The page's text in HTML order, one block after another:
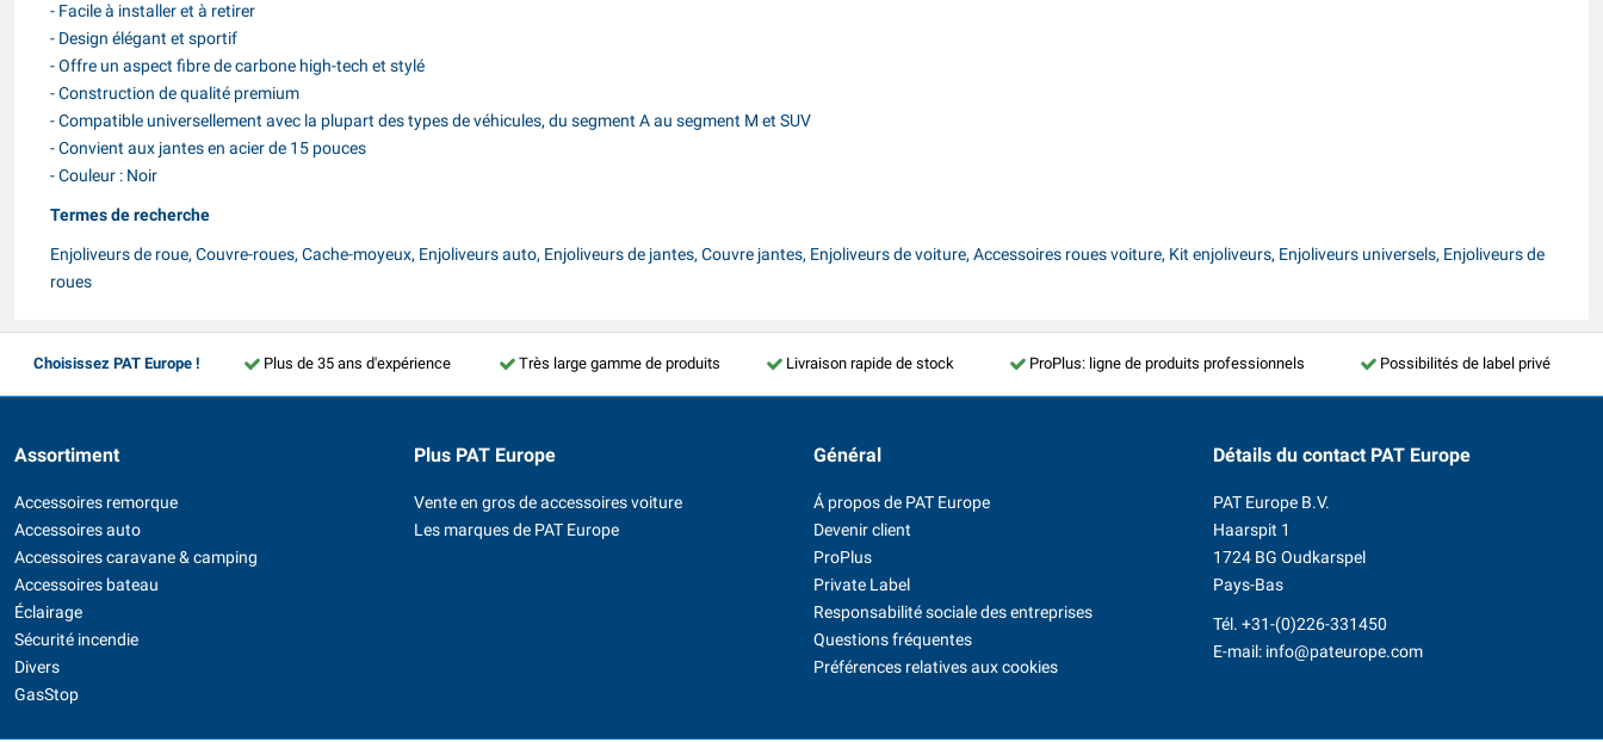
- Facile à installer et à retirer
- Design élégant et sportif
- Offre un aspect fibre de carbone high-tech et stylé
- Construction de qualité premium
- Compatible universellement avec la plupart des types de véhicules, du segment A au segment M et SUV
- Convient aux jantes en acier de 15 pouces
- Couleur : Noir
Termes de recherche
Enjoliveurs de roue, Couvre-roues, Cache-moyeux, Enjoliveurs auto, Enjoliveurs de jantes, Couvre jantes, Enjoliveurs de voiture, Accessoires roues voiture, Kit enjoliveurs, Enjoliveurs universels, Enjoliveurs de
roues
Choisissez PAT Europe ! Plus de 35 ans d'expérience Très large gamme de produits Livraison rapide de stock ProPlus: ligne de produits professionnels Possibilités de label privé
Assortiment
Accessoires remorque
Accessoires auto
Accessoires caravane & camping
Accessoires bateau
Éclairage
Sécurité incendie
Divers
GasStop
Plus PAT Europe
Vente en gros de accessoires voiture
Les marques de PAT Europe
Général
Á propos de PAT Europe
Devenir client
ProPlus
Private Label
Responsabilité sociale des entreprises
Questions fréquentes
Préférences relatives aux cookies
Détails du contactPAT Europe
PAT Europe B.V.
Haarspit 1
1724 BG Oudkarspel
Pays-Bas
Tél. +31-(0)226-331450
E-mail: info@pateurope.com